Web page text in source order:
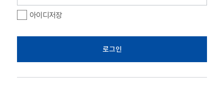
아이디저장
로그인